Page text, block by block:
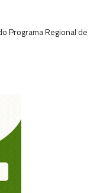
Programa Regional de